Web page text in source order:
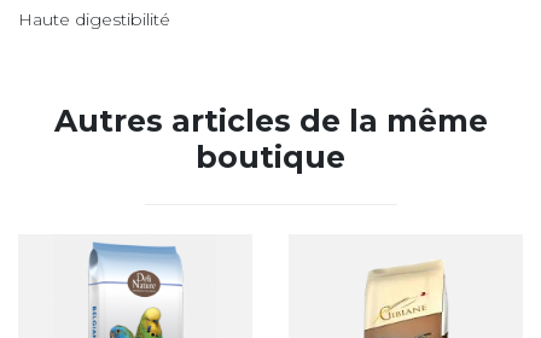
Haute digestibilité
Autres articles de la même
boutique